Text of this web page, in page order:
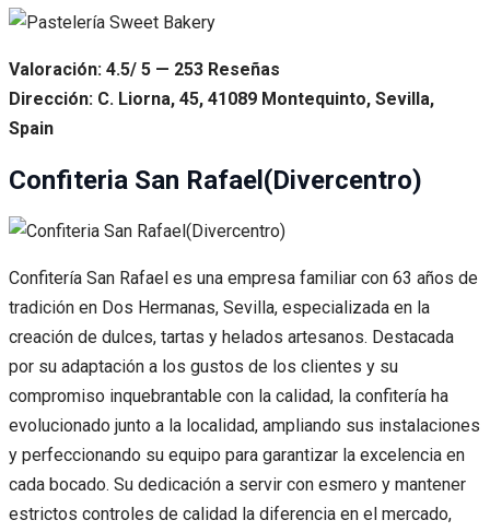
Valoración: 4.5/ 5 — 253 Reseñas
Dirección: C. Liorna, 45, 41089 Montequinto, Sevilla,
Spain
Confiteria San Rafael(Divercentro)
Confitería San Rafael es una empresa familiar con 63 años de
tradición en Dos Hermanas, Sevilla, especializada en la
creación de dulces, tartas y helados artesanos. Destacada
por su adaptación a los gustos de los clientes y su
compromiso inquebrantable con la calidad, la confitería ha
evolucionado junto a la localidad, ampliando sus instalaciones
y perfeccionando su equipo para garantizar la excelencia en
cada bocado. Su dedicación a servir con esmero y mantener
estrictos controles de calidad la diferencia en el mercado,